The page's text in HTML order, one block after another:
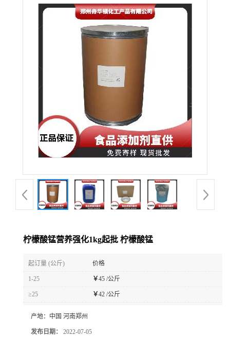
柠檬酸锰营养强化1kg起批 柠檬酸锰
起订量 (公斤) 价格
1-25 ￥45 /公斤
≥25 ￥42 /公斤
产地： 中国 河南郑州
发布日期： 2022-07-05